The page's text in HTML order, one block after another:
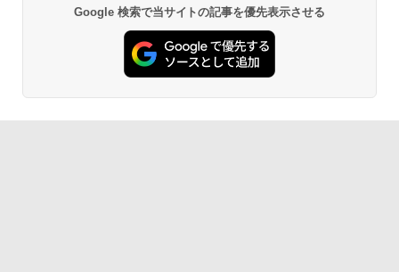
Google 検索で当サイトの記事を優先表示させる